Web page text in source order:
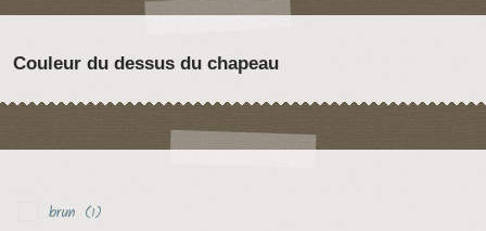
Couleur du dessus du chapeau
brun (1)